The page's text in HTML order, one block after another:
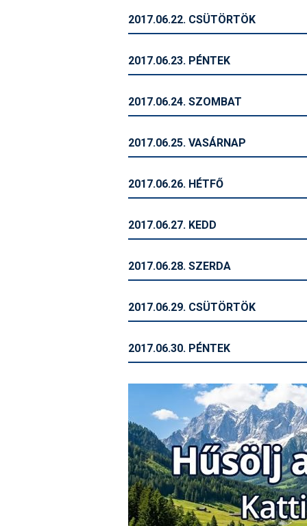
2017.06.22. CSÜTÖRTÖK
2017.06.23. PÉNTEK
2017.06.24. SZOMBAT
2017.06.25. VASÁRNAP
2017.06.26. HÉTFŐ
2017.06.27. KEDD
2017.06.28. SZERDA
2017.06.29. CSÜTÖRTÖK
2017.06.30. PÉNTEK